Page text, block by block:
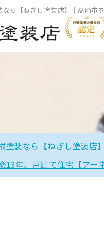
ら【ねぎし塗装店】｜高崎市
塗装なら【ねぎし塗装店
13年、戸建て住宅【ア